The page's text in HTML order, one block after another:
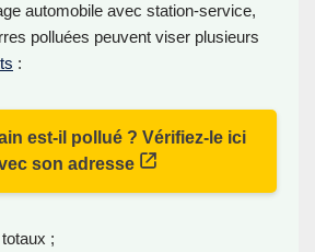
automobile avec station-service,
polluées peuvent viser plusieurs
:
est-il pollué ? Vérifiez-le ici
son adresse
;